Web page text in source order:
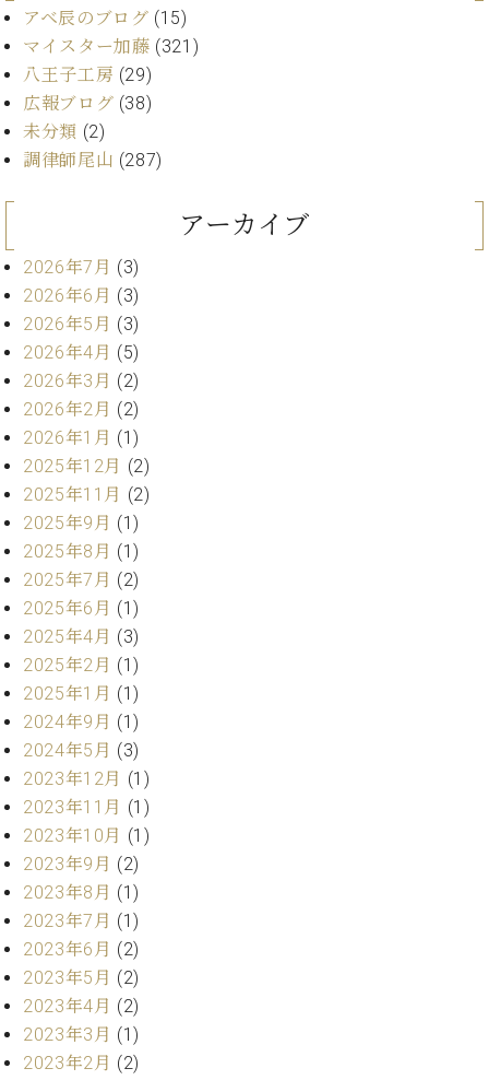
ラ
イ
ト
ピ
ア
ノ
シ
ュ
タ
イ
ン
ア
カ
デ
ミ
ー
W.
ホ
フ
マ
ン
プ
ロ
フ
ェ
ッ
シ
ョ
ナ
ル
W.
ホ
フ
マ
ン
ト
ラ
ピ
ア
ノ
の
コ
ン
シ
ュ
ア
ク
セ
セン
トラ
ム東
京の
ご案
(PDF)
お
問
い
合
わ
本
社
：
八
子
・
技
術
営
業
セ
ン
タ
ー
アベ辰のブログ (15)
マイスター加藤 (321)
八王子工房 (29)
広報ブログ (38)
未分類 (2)
調律師尾山 (287)
アーカイブ
2026年7月 (3)
2026年6月 (3)
2026年5月 (3)
2026年4月 (5)
2026年3月 (2)
2026年2月 (2)
2026年1月 (1)
2025年12月 (2)
2025年11月 (2)
2025年9月 (1)
2025年8月 (1)
2025年7月 (2)
2025年6月 (1)
2025年4月 (3)
2025年2月 (1)
2025年1月 (1)
2024年9月 (1)
2024年5月 (3)
2023年12月 (1)
2023年11月 (1)
2023年10月 (1)
2023年9月 (2)
2023年8月 (1)
2023年7月 (1)
2023年6月 (2)
2023年5月 (2)
2023年4月 (2)
2023年3月 (1)
2023年2月 (2)